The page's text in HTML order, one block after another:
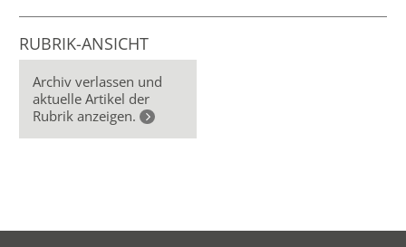
RUBRIK-ANSICHT
Archiv verlassen und
aktuelle Artikel der
Rubrik anzeigen.